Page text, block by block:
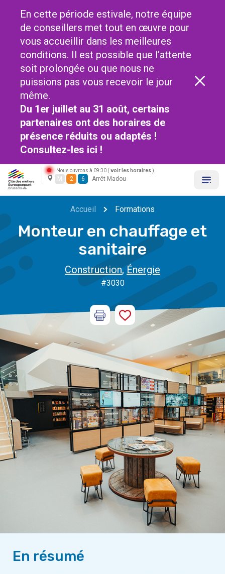
En cette période estivale, notre équipe
de conseillers met tout en œuvre pour
vous accueillir dans les meilleures
conditions. Il est possible que l’attente
soit prolongée ou que nous ne
puissions pas vous recevoir le jour
même.
Du 1er juillet au 31 août, certains
partenaires ont des horaires de
présence réduits ou adaptés !
Consultez-les ici !
Nous ouvrons à 09:30 ( voir les horaires )
M 2 6 Arrêt Madou
Accueil Formations
Monteur en chauffage et
sanitaire
Construction, Énergie
#3030
En résumé